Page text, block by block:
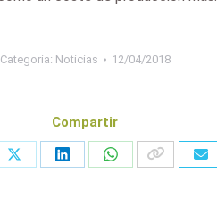
Categoria: Noticias 12/04/2018
Compartir
Share
Share
Share